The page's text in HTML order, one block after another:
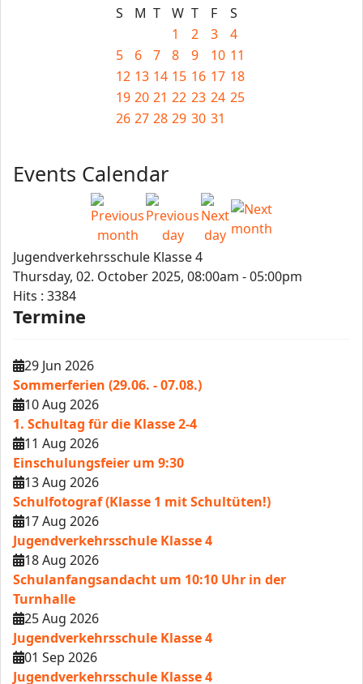
S M T W T F
S
1
2 3
4
5
6 7 8 9 10 11
12 13 14 15 16 17 18
19 20 21 22 23 24 25
26 27 28 29 30 31
Events Calendar
Jugendverkehrsschule Klasse 4
Thursday, 02. October 2025, 08:00am - 05:00pm
Hits : 3384
Termine
29 Jun 2026
Sommerferien (29.06. - 07.08.)
10 Aug 2026
1. Schultag für die Klasse 2-4
11 Aug 2026
Einschulungsfeier um 9:30
13 Aug 2026
Schulfotograf (Klasse 1 mit Schultüten!)
17 Aug 2026
Jugendverkehrsschule Klasse 4
18 Aug 2026
Schulanfangsandacht um 10:10 Uhr in der
Turnhalle
25 Aug 2026
Jugendverkehrsschule Klasse 4
01 Sep 2026
Jugendverkehrsschule Klasse 4